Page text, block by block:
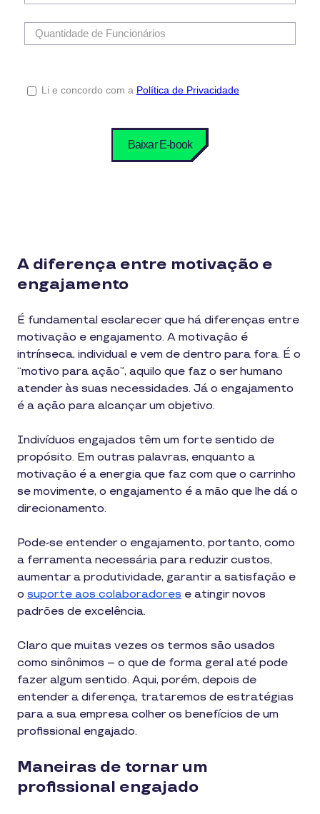
A diferença entre motivação e
engajamento
É fundamental esclarecer que há diferenças entre
motivação e engajamento. A motivação é
intrínseca, individual e vem de dentro para fora. É o
“motivo para ação”, aquilo que faz o ser humano
atender às suas necessidades. Já o engajamento
é a ação para alcançar um objetivo.
Indivíduos engajados têm um forte sentido de
propósito. Em outras palavras, enquanto a
motivação é a energia que faz com que o carrinho
se movimente, o engajamento é a mão que lhe dá o
direcionamento.
Pode-se entender o engajamento, portanto, como
a ferramenta necessária para reduzir custos,
aumentar a produtividade, garantir a satisfação e
o suporte aos colaboradores e atingir novos
padrões de excelência.
Claro que muitas vezes os termos são usados
como sinônimos – o que de forma geral até pode
fazer algum sentido. Aqui, porém, depois de
entender a diferença, trataremos de estratégias
para a sua empresa colher os benefícios de um
profissional engajado.
Maneiras de tornar um
profissional engajado